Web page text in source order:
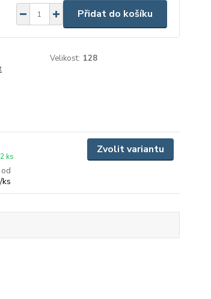
Přidat do košíku
Velikost: 128
/ks
ks
Zvolit variantu